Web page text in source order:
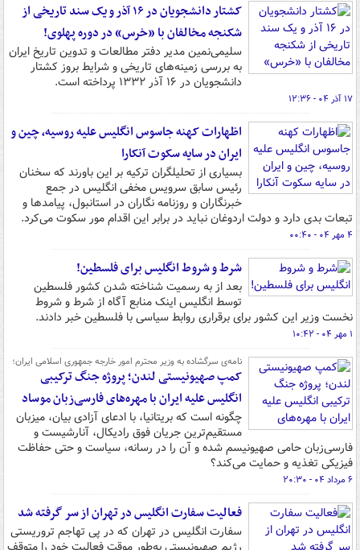
کشتار دانشجویان در ۱۶ آذر و یک سند تاریخی از
شکنجه مخالفان با «خرس» در دوره پهلوی!
سلیمی‌نمین مدیر دفتر مطالعات و تدوین تاریخ ایران
به بررسی زمینه‌های تاریخی و شرایط بروز کشتار
دانشجویان در ۱۶ آذر ۱۳۳۲ پرداخته است.
۱۷ آذر ۰۴ - ۱۲:۳۶
اظهارات کهنه جاسوس انگلیس علیه روسیه، چین و
ایران در سایه سکوت آنکارا
بسیاری از تحلیلگران ترکیه بر این باورند که سخنان
رئیس سابق سرویس مخفی انگلیس در جمع
خبرنگاران و روزنامه نگاران در استانبول، پیامدها و
تبعات بدی دارد و دولت اردوغان نباید در برابر این اقدام مور سکوت می‌کرد.
۴ مهر ۰۴ - ۰۰:۴۰
شرط و شروط انگلیس برای فلسطین!
بعد از به رسمیت شناخته شدن کشور فلسطین
توسط انگلیس اینک منابع آگاه از شرط و شروط‌
نخست وزیر این کشور برای برقراری روابط سیاسی با فلسطین خبر دادند.
۱ مهر ۰۴ - ۱۰:۴۲
نامه‌ی سرگشاده به وزیر محترم امور خارجه جمهوری اسلامی ایران؛
کمپ صهیونیستی لندن؛ پروژه جنگ ترکیبی
انگلیس علیه ایران با مهره‌های فارسی‌زبان موساد
چگونه است که بریتانیا، با ادعای آزادی بیان، میزبان
مستقیم‌ترین جریان فوق رادیکال، آنارشیست و
فارسی‌زبان حامی صهیونیسم شده و آن را در رسانه، سیاست و حتی حفاظت
فیزیکی تغذیه و حمایت می‌کند؟
۶ مرداد ۰۴ - ۲۰:۳۰
فعالیت سفارت انگلیس در تهران از سر گرفته شد
سفارت انگلیس در تهران که در پی تهاجم تروریستی